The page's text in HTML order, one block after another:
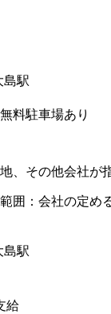
島駅
料駐車場あり
、その他会社が
囲：会社の定め
島駅
給